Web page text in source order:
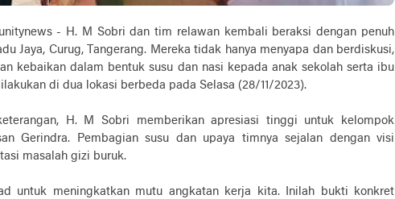
- H. M Sobri dan tim relawan kembali beraksi dengan penuh
Jaya, Curug, Tangerang. Mereka tidak hanya menyapa dan berdiskusi,
kebaikan dalam bentuk susu dan nasi kepada anak sekolah serta ibu
di dua lokasi berbeda pada Selasa (28/11/2023).
H. M Sobri memberikan apresiasi tinggi untuk kelompok
Gerindra. Pembagian susu dan upaya timnya sejalan dengan visi
masalah gizi buruk.
untuk meningkatkan mutu angkatan kerja kita. Inilah bukti konkret